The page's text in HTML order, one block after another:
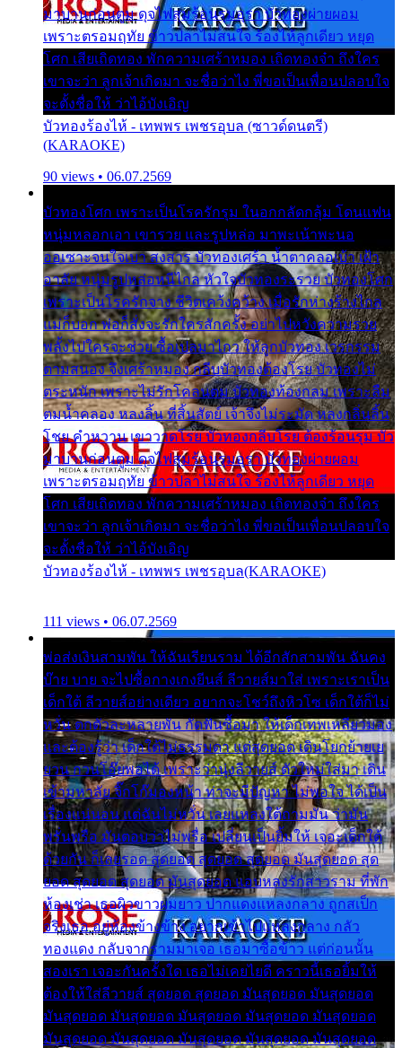
มาบานก่อนตูม ดุจไฟสุมร้อนรุมอุรา บัวทองผ่ายผอม
เพราะตรอมฤทัย ข้าวปลาไม่สนใจ ร้องไห้ลูกเดียว หยุด
โศก เสียเถิดทอง พักความเศร้าหมอง เถิดทองจ๋า ถึงใคร
เขาจะว่า ลูกเจ้าเกิดมา จะชื่อว่าไง พี่ขอเป็นเพื่อนปลอบใจ
จะตั้งชื่อให้ ว่าไอ้บังเอิญ
บัวทองร้องไห้ - เทพพร เพชรอุบล (ซาวด์ดนตรี)
(KARAOKE)
90 views • 06.07.2569
บัวทองโศก เพราะเป็นโรครักรุม ในอกกลัดกลุ้ม โดนแฟน
หนุ่มหลอกเอา เขารวย และรูปหล่อ มาพะเน้าพะนอ
ออเซาะจนใจเบา สงสาร บัวทองเศร้า น้ำตาคลอเบ้า เฝ้า
อาลัย หนุ่มรูปหล่อหนีไกล หัวใจบัวทองระรวย บัวทองโศก
เพราะเป็นโรครักจาง ชีวิตเคว้งคว้าง เมื่อรักห่างร้างไกล
แม่ก็บอก พ่อก็สั่งจะรักใครสักครั้ง อย่าไปหวังความรวย
พลั้งไปใครจะช่วย ซื้อเปลมาไกว ให้ลูกบัวทอง เวรกรรม
ตามสนอง จึงเศร้าหมอง กลีบบัวทองต้องโรย บัวทองไม่
ตระหนัก เพราะไม่รักโคลนตม บัวทองท้องกลม เพราะลืม
ตมน้ำคลอง หลงลิ้น ที่สิ้นสัตย์ เจ้าจึงไม่ระมัด หลงกลิ่นลิ้น
โชย คำหวาน เขาวาดโรย บัวทองกลีบโรย ต้องร้อนรุม บัว
มาบานก่อนตูม ดุจไฟสุมร้อนรุมอุรา บัวทองผ่ายผอม
เพราะตรอมฤทัย ข้าวปลาไม่สนใจ ร้องไห้ลูกเดียว หยุด
โศก เสียเถิดทอง พักความเศร้าหมอง เถิดทองจ๋า ถึงใคร
เขาจะว่า ลูกเจ้าเกิดมา จะชื่อว่าไง พี่ขอเป็นเพื่อนปลอบใจ
จะตั้งชื่อให้ ว่าไอ้บังเอิญ
บัวทองร้องไห้ - เทพพร เพชรอุบล(KARAOKE)
111 views • 06.07.2569
พ่อส่งเงินสามพัน ให้ฉันเรียนราม ได้อีกสักสามพัน ฉันคง
บ๊าย บาย จะไปซื้อกางเกงยีนส์ ลีวายส์มาใส่ เพราะเราเป็น
เด็กใต้ ลีวายส์อย่างเดียว อยากจะโชว์ถึงหิวโซ เด็กใต้ก็ไม่
หวั่น ตกตัวละหลายพัน กัดฟันซื้อมา ให้เด็กเทพเหลียวมอง
และต้องรู้ว่า เด็กใต้ไม่ธรรมดา แต่สุดยอด เดินโยกย้ายเย
ยวน กวนโอ๊ยพอได้ เพราะว่านุ่งลีวายส์ ตัวใหม่ใส่มา เดิน
เข้ามหาลัย จิ๊กโก๊มองหน้า ท่าจะมีปัญหา ไม่พอใจ ได้เป็น
เรื่องแน่นอน แต่ฉันไม่หวั่น เลยแหลงใต้ถามมัน ว่ามัน
พรั่นพรือ มันตอบว่าไม่พรื่อ เปลี่ยนเป็นยิ้มให้ เจอะเด็กใต้
ด้วยกัน ก็เลยรอด สุดยอด สุดยอด สุดยอด มันสุดยอด สุด
ยอด สุดยอด สุดยอด มันสุดยอด แอบหลงรักสาวราม ที่พัก
ห้องเช่า เธอผิวขาวผมยาว ปากแดงแหลงกลาง ถูกสเป็ก
จริงเธอ อยู่ห้องข้างข้าง อยากเข้าไปแหลงกลาง กลัว
ทองแดง กลับจากรามมาเจอ เธอมาซื้อข้าว แต่ก่อนนั้น
สองเรา เจอะกันครั้งใด เธอไม่เคยไยดี คราวนี้เธอยิ้มให้
ต้องให้ใส่ลีวายส์ สุดยอด สุดยอด มันสุดยอด มันสุดยอด
มันสุดยอด มันสุดยอด มันสุดยอด มันสุดยอด มันสุดยอด
มันสุดยอด มันสุดยอด มันสุดยอด มันสุดยอด มันสุดยอด